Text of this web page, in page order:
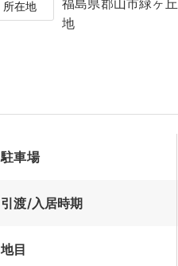
所在地
福島県郡山市緑ヶ
地
駐車場
引渡/入居時期
地目